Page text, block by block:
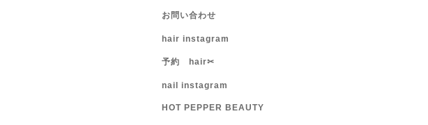
お問い合わせ
hair instagram
予約 hair✂︎
nail instagram
HOT PEPPER BEAUTY